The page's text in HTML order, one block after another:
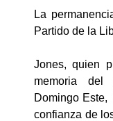
La
Partido de la
Jones, quien
memoria del
Domingo Este,
confianza de